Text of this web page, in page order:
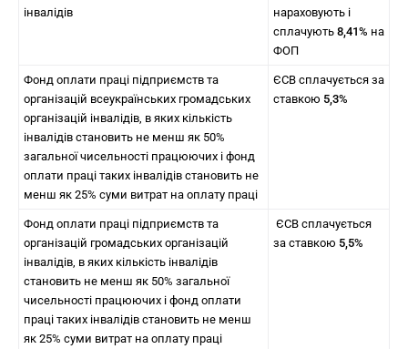
інвалідів
нараховують і
сплачують 8,41% на
ФОП
Фонд оплати праці підприємств та
організацій всеукраїнських громадських
організацій інвалідів, в яких кількість
інвалідів становить не менш як 50%
загальної чисельності працюючих і фонд
оплати праці таких інвалідів становить не
менш як 25% суми витрат на оплату праці
ЄСВ сплачується за
ставкою 5,3%
Фонд оплати праці підприємств та
організацій громадських організацій
інвалідів, в яких кількість інвалідів
становить не менш як 50% загальної
чисельності працюючих і фонд оплати
праці таких інвалідів становить не менш
як 25% суми витрат на оплату праці
ЄСВ сплачується
за ставкою 5,5%